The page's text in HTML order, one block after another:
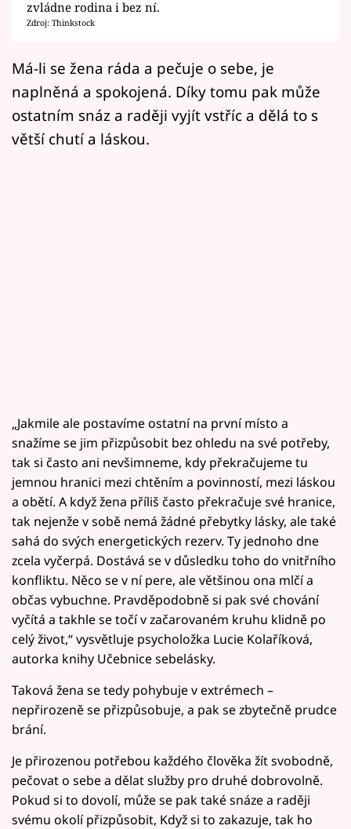
Pořady
Mámy sobě
Přihlášení
zvládne rodina i bez ní.
Zdroj: Thinkstock
Má-li se žena ráda a pečuje o sebe, je
naplněná a spokojená. Díky tomu pak může
ostatním snáz a raději vyjít vstříc a dělá to s
větší chutí a láskou.
„Jakmile ale postavíme ostatní na první místo a
snažíme se jim přizpůsobit bez ohledu na své potřeby,
tak si často ani nevšimneme, kdy překračujeme tu
jemnou hranici mezi chtěním a povinností, mezi láskou
a obětí. A když žena příliš často překračuje své hranice,
tak nejenže v sobě nemá žádné přebytky lásky, ale také
sahá do svých energetických rezerv. Ty jednoho dne
zcela vyčerpá. Dostává se v důsledku toho do vnitřního
konfliktu. Něco se v ní pere, ale většinou ona mlčí a
občas vybuchne. Pravděpodobně si pak své chování
vyčítá a takhle se točí v začarovaném kruhu klidně po
celý život,“ vysvětluje psycholožka Lucie Kolaříková,
autorka knihy Učebnice sebelásky.
Taková žena se tedy pohybuje v extrémech –
nepřirozeně se přizpůsobuje, a pak se zbytečně prudce
brání.
Je přirozenou potřebou každého člověka žít svobodně,
pečovat o sebe a dělat služby pro druhé dobrovolně.
Pokud si to dovolí, může se pak také snáze a raději
svému okolí přizpůsobit, Když si to zakazuje, tak ho